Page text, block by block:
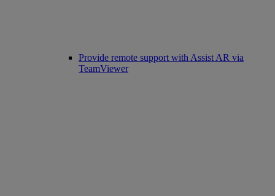
Provide remote support with Assist AR via
TeamViewer